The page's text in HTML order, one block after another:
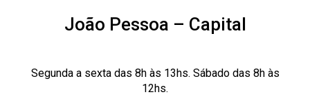
João Pessoa – Capital
Segunda a sexta das 8h às 13hs. Sábado das 8h às
12hs.